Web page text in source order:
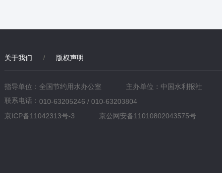
关于我们 / 版权声明
指导单位：全国节约用水办公室
主办单位：中国水利报社
联系电话： 010-63205246 / 010-63203804
京ICP备11042313号-3
京公网安备11010802043575号